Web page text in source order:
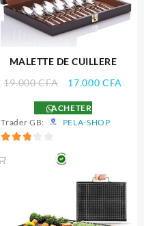
MALETTE DE CUILLERE
19.000CFA
Le
initial
était :
17.000CFA
ACHETER
Trader GB:
PELA-SHOP